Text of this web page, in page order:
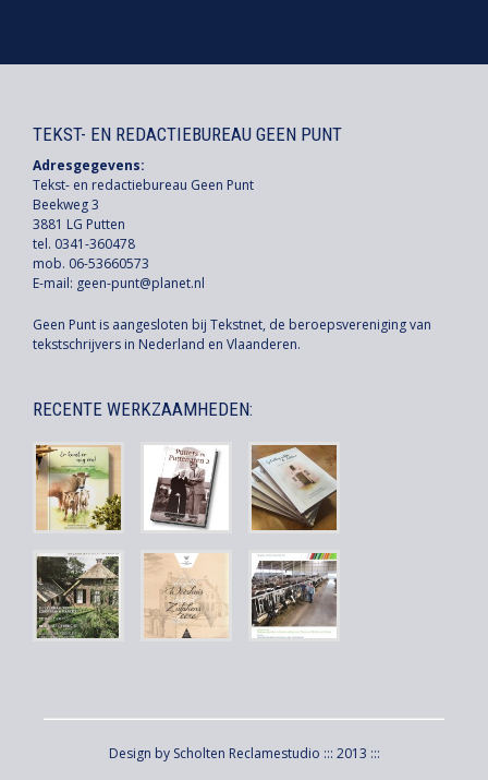
TEKST- EN REDACTIEBUREAU GEEN PUNT
Adresgegevens:
Tekst- en redactiebureau Geen Punt
Beekweg 3
3881 LG Putten
tel. 0341-360478
mob. 06-53660573
E-mail: geen-punt@planet.nl
Geen Punt is aangesloten bij Tekstnet, de beroepsvereniging van
tekstschrijvers in Nederland en Vlaanderen.
RECENTE WERKZAAMHEDEN:
Design by Scholten Reclamestudio ::: 2013 :::